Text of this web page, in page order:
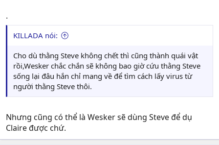
.
KILLADA nói:
Cho dù thằng Steve không chết thì cũng thành quái vật
rồi,Wesker chắc chắn sẽ không bao giờ cứu thằng Steve
sống lại đâu hắn chỉ mang về để tìm cách lấy virus từ
người thằng Steve thôi.
Nhưng cũng có thể là Wesker sẽ dùng Steve để dụ
Claire được chứ.